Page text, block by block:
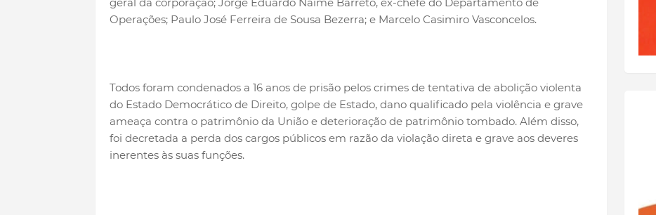
geral da corporação; Jorge Eduardo Naime Barreto, ex-chefe do Departamento de
Operações; Paulo José Ferreira de Sousa Bezerra; e Marcelo Casimiro Vasconcelos.
Todos foram condenados a 16 anos de prisão pelos crimes de tentativa de abolição violenta
do Estado Democrático de Direito, golpe de Estado, dano qualificado pela violência e grave
ameaça contra o patrimônio da União e deterioração de patrimônio tombado. Além disso,
foi decretada a perda dos cargos públicos em razão da violação direta e grave aos deveres
inerentes às suas funções.